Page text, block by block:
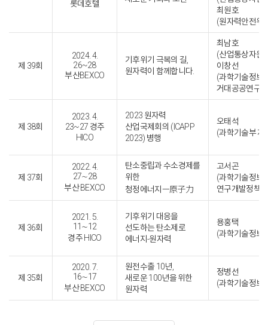
롯데호텔
최원호
(원자력안전위
제 39회
2024. 4.
26~28
부산BEXCO
기후위기 극복의 길,
원자력이 함께합니다.
최남호
(산업통상자원
이창선
(과학기술정보
거대공공연구
제 38회
2023. 4.
23~27 경주
HICO
2023 원자력
산업국제회의 (ICAPP
2023) 병행
오태석
(과학기술부 제
제 37회
2022. 4.
27∼28
부산 BEXCO
탄소중립과 수소경제를
위한
청정에너지ㅡ原子力
고서곤
(과학기술정보
연구개발정책
제 36회
2021. 5.
11∼12
경주 HICO
기후위기 대응을
선도하는 탄소제로
에너지-원자력
용홍택
(과학기술정보
제 35회
2020. 7.
16∼17
부산 BEXCO
원전수출 10년,
새로운 100년을 위한
원자력
정병선
(과학기술정보